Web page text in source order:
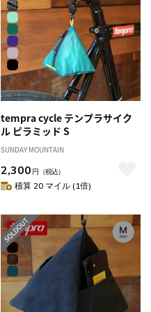
tempra cycle テンプラサイク
ル ピラミッド S
SUNDAY MOUNTAIN
2,300 円 （税込）
積算 20 マイル (1倍)